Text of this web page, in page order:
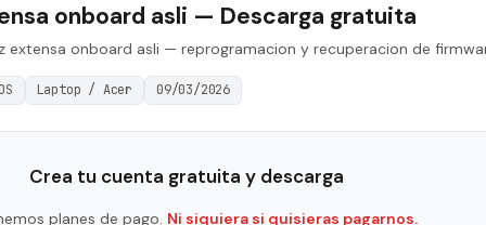
onboard asli — Descarga gratuita
extensa onboard asli — reprogramacion y recuperacion de
Laptop / Acer 09/03/2026
Crea tu cuenta gratuita y descarga
planes de pago. Ni siquiera si quisieras pagarnos.